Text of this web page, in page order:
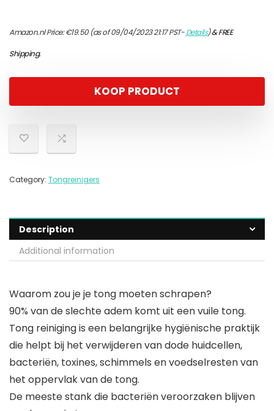
Amazon.nl Price:€19.50(as of 09/04/2023 21:17 PST-Details)&FREE
Shipping.
KOOP PRODUCT
Category: Tongreinigers
Description
Additional information
Waarom zou je je tong moeten schrapen?
90% van de slechte adem komt uit een vuile tong.
Tong reiniging is een belangrijke hygiënische praktijk
die helpt bij het verwijderen van dode huidcellen,
bacteriën, toxines, schimmels en voedselresten van
het oppervlak van de tong.
De meeste stank die bacteriën veroorzaken blijven